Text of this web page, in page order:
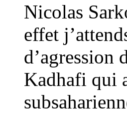
Nicolas
effet
d’agression
Kadhafi qui